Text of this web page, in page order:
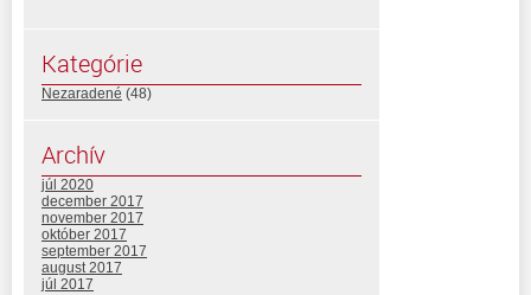
Kategórie
Nezaradené (48)
Archív
júl 2020
december 2017
november 2017
október 2017
september 2017
august 2017
júl 2017